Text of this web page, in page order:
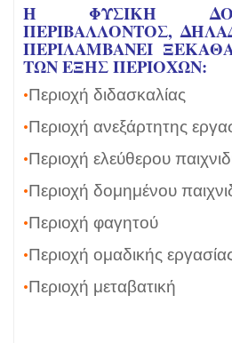
Η ΦΥΣΙΚΉ
ΠΕΡΙΒΆΛΛΟΝΤΟΣ,
ΠΕΡΙΛΑΜΒΆΝΕΙ
ΤΩΝ ΕΞΉΣ ΠΕΡΙΟΧΏΝ:
•Περιοχή διδασκαλίας
•Περιοχή ανεξάρτητης
•Περιοχή ελεύθερου
•Περιοχή δομημένου
•Περιοχή φαγητού
•Περιοχή ομαδικής
•Περιοχή μεταβατική